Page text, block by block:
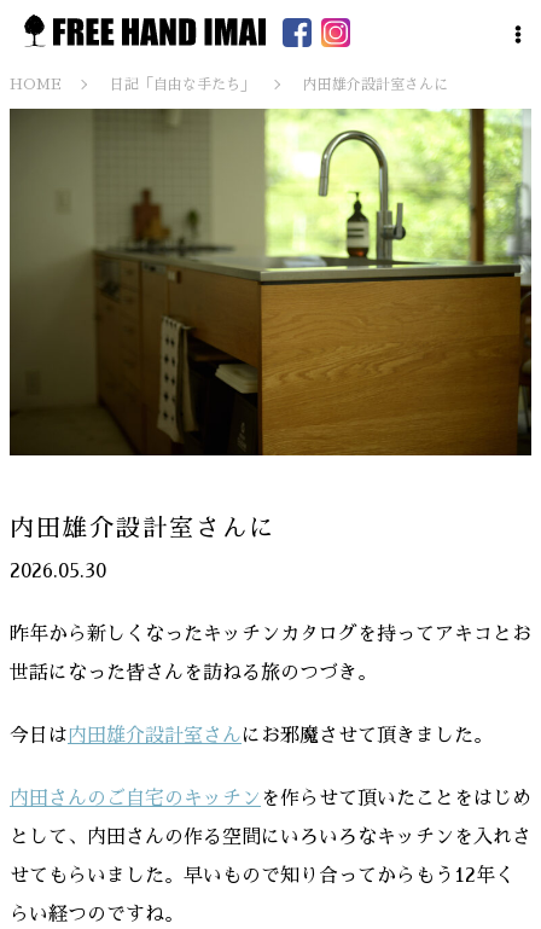
HOME 日記「自由な手たち」 内田雄介設計室さんに
内田雄介設計室さんに
2026.05.30
昨年から新しくなったキッチンカタログを持ってアキコとお
世話になった皆さんを訪ねる旅のつづき。
今日は 内田雄介設計室さんにお邪魔させて頂きました。
内田さんのご自宅のキッチン を作らせて頂いたことをはじめ
として、内田さんの作る空間にいろいろなキッチンを入れさ
せてもらいました。早いもので知り合ってからもう12年く
らい経つのですね。